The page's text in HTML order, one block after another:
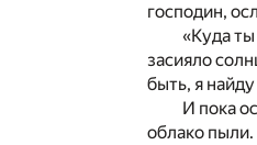
господин,
«Куда
засияло
быть, я
И пока
облако пыли.